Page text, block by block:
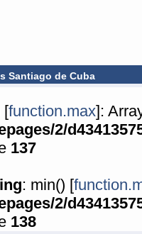
Santiago de Cuba
[function.max]:
2/
137
: min() [
2/
138